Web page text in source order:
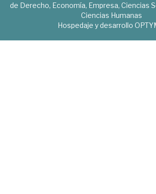
de Derecho, Economía, Empresa, Ciencias
Ciencias Humanas
Hospedaje y desarrollo